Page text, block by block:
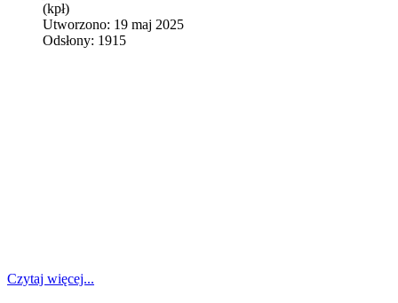
(kpł)
Utworzono: 19 maj 2025
Odsłony: 1915
Czytaj więcej...